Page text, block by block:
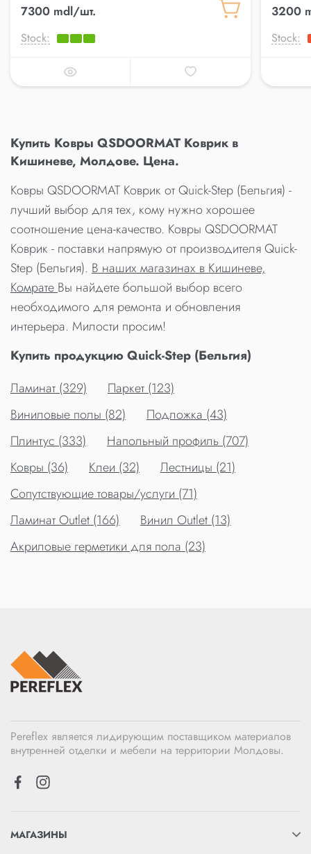
7300 mdl/шт.
Stock:
3200
Stock:
Купить Ковры QSDOORMAT Коврик в
Кишиневе, Молдове. Цена.
Ковры QSDOORMAT Коврик от Quick-Step (Бельгия) -
лучший выбор для тех, кому нужно хорошее
соотношение цена-качество. Ковры QSDOORMAT
Коврик - поставки напрямую от производителя Quick-
Step (Бельгия). В наших магазинах в Кишиневе,
КомратеВы найдете большой выбор всего
необходимого для ремонта и обновления
интерьера. Милости просим!
Купить продукцию Quick-Step (Бельгия)
Ламинат (329)
Паркет (123)
Виниловые полы (82)
Подложка (43)
Плинтус (333)
Напольный профиль (707)
Ковры (36)
Клеи (32)
Лестницы (21)
Сопутствующие товары/услуги (71)
Ламинат Outlet (166)
Винил Outlet (13)
Акриловые герметики для пола (23)
Pereflex является лидирующим поставщиком материалов
внутренней отделки и мебели на территории Молдовы.
МАГАЗИНЫ